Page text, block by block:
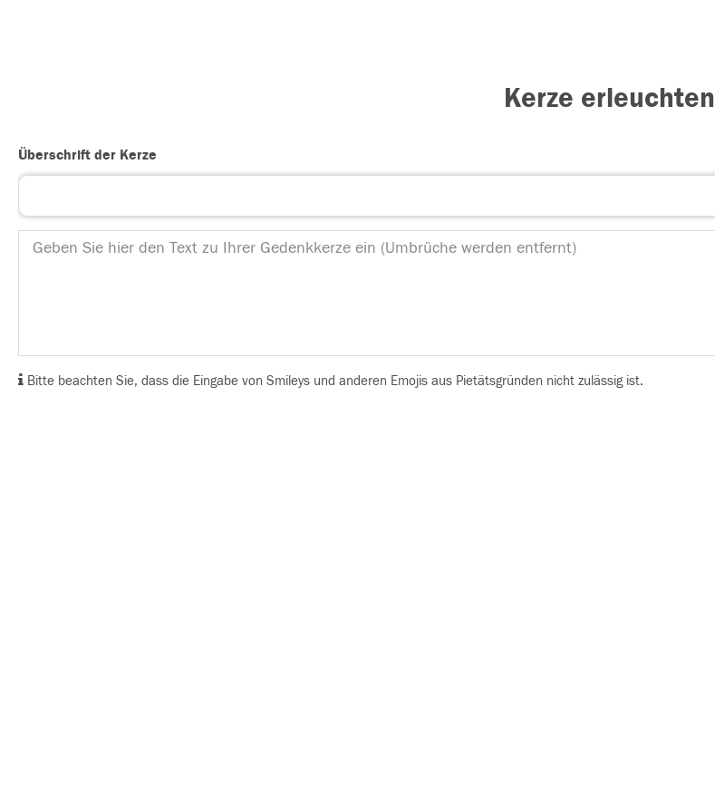
Kerze erleuchten
Überschrift der Kerze
Bitte beachten Sie, dass die Eingabe von Smileys und anderen Emojis aus Pietätsgründen nicht zulässig ist.